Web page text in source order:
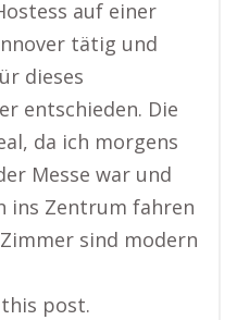
auf einer
tätig und
dieses
entschieden. Die
da ich morgens
Messe war und
ins Zentrum fahren
sind modern
post.